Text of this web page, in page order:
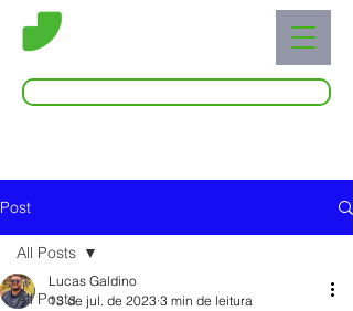
Post
All Posts
All Posts
Lucas Galdino
13 de jul. de 2023 3 min de leitura